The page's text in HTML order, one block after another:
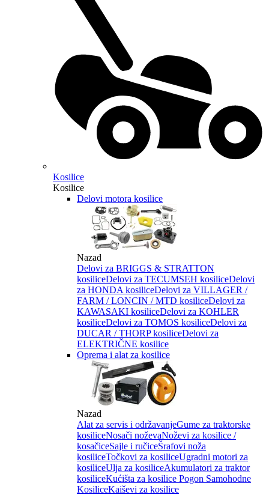
Kosilice
Kosilice
Delovi motora kosilice
Nazad
Delovi za BRIGGS & STRATTON
kosiliceDelovi za TECUMSEH kosiliceDelovi
za HONDA kosiliceDelovi za VILLAGER /
FARM / LONCIN / MTD kosiliceDelovi za
KAWASAKI kosiliceDelovi za KOHLER
kosiliceDelovi za TOMOS kosiliceDelovi za
DUCAR / THORP kosiliceDelovi za
ELEKTRIČNE kosilice
Oprema i alat za kosilice
Nazad
Alat za servis i održavanjeGume za traktorske
kosiliceNosači noževaNoževi za kosilice /
kosačiceSajle i ručiceŠrafovi noža
kosiliceTočkovi za kosiliceUgradni motori za
kosiliceUlja za kosiliceAkumulatori za traktor
kosiliceKućišta za kosilice Pogon Samohodne
KosiliceKaiševi za kosilice